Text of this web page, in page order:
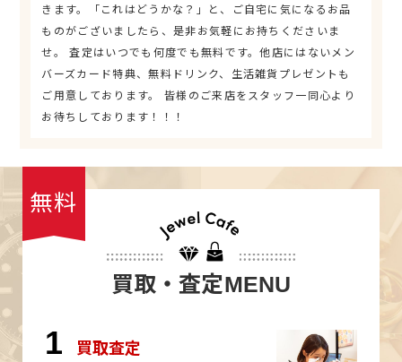
きます。「これはどうかな？」と、ご自宅に気になるお品
ものがございましたら、是非お気軽にお持ちくださいま
せ。 査定はいつでも何度でも無料です。他店にはないメン
バーズカード特典、無料ドリンク、生活雑貨プレゼントも
ご用意しております。 皆様のご来店をスタッフ一同心より
お待ちしております！！！
無料
買取・査定MENU
1 買取査定